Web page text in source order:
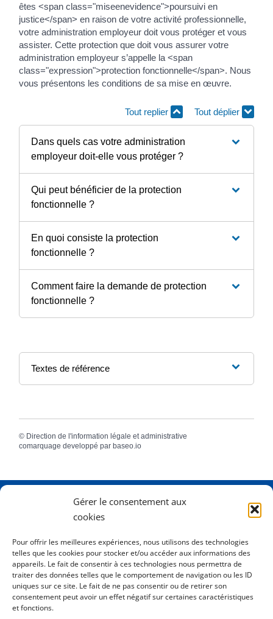
Gérer le consentement aux
cookies
Pour offrir les meilleures expériences, nous utilisons des technologies
telles que les cookies pour stocker et/ou accéder aux informations des
appareils. Le fait de consentir à ces technologies nous permettra de
traiter des données telles que le comportement de navigation ou les ID
uniques sur ce site. Le fait de ne pas consentir ou de retirer son
consentement peut avoir un effet négatif sur certaines caractéristiques
et fonctions.
êtes <span class="miseenevidence">poursuivi en
justice</span> en raison de votre activité professionnelle,
votre administration employeur doit vous protéger et vous
assister. Cette protection que doit vous assurer votre
administration employeur s’appelle la <span
class="expression">protection fonctionnelle</span>. Nous
vous présentons les conditions de sa mise en œuvre.
Tout replier Tout déplier
Dans quels cas votre administration
employeur doit-elle vous protéger ?
Qui peut bénéficier de la protection
fonctionnelle ?
En quoi consiste la protection
fonctionnelle ?
Comment faire la demande de protection
fonctionnelle ?
Textes de référence
© Direction de l'information légale et administrative
comarquage developpé par baseo.io
2 Rue Dame Pernette
Horaires
Lundi de 8h15 à 12h
Mardi de 8h15 à 12h
Mercredi 8h15 à 12h
Jeudi de 8h15 à 12h - 16h à 18h00